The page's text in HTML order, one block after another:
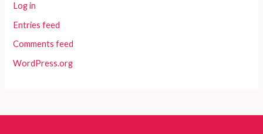
Log in
Entries feed
Comments feed
WordPress.org